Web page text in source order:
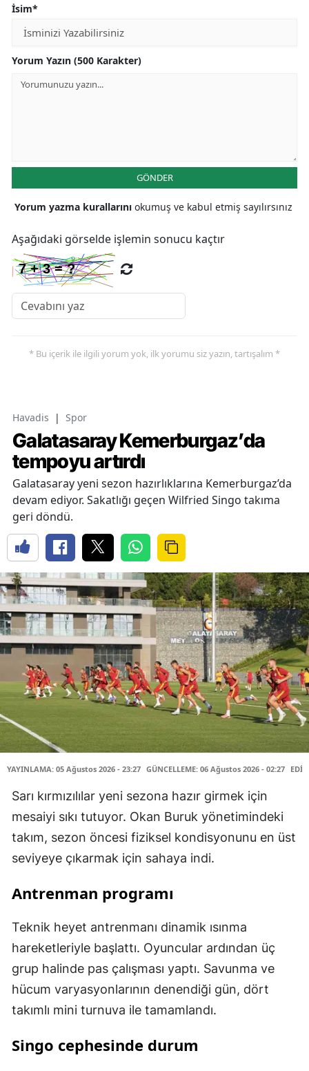
İsim*
Yorum Yazın (500 Karakter)
GÖNDER
Yorum yazma kurallarını okumuş ve kabul etmiş sayılırsınız
Aşağıdaki görselde işlemin sonucu kaçtır
* Bu içerik ile ilgili yorum yok, ilk yorumu siz yazın, tartışalım *
Havadis | Spor
Galatasaray Kemerburgaz’da
tempoyu artırdı
Galatasaray yeni sezon hazırlıklarına Kemerburgaz’da
devam ediyor. Sakatlığı geçen Wilfried Singo takıma
geri döndü.
YAYINLAMA: 05 Ağustos 2026 - 23:27 GÜNCELLEME: 06 Ağustos 2026 - 02:27
Sarı kırmızılılar yeni sezona hazır girmek için
mesaiyi sıkı tutuyor. Okan Buruk yönetimindeki
takım, sezon öncesi fiziksel kondisyonunu en üst
seviyeye çıkarmak için sahaya indi.
Antrenman programı
Teknik heyet antrenmanı dinamik ısınma
hareketleriyle başlattı. Oyuncular ardından üç
grup halinde pas çalışması yaptı. Savunma ve
hücum varyasyonlarının denendiği gün, dört
takımlı mini turnuva ile tamamlandı.
Singo cephesinde durum